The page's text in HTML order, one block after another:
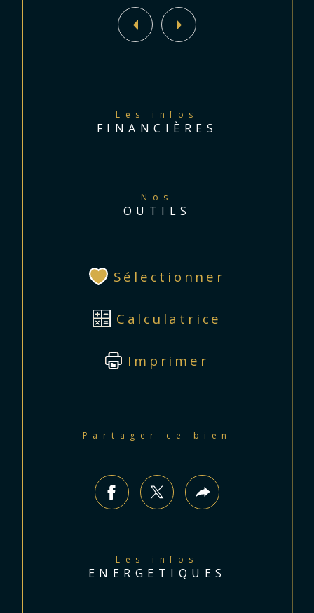
Les informations sur les risques
auxquels ce bien est exposé ont
disponibles sur le site Georisques
Les infos
FINANCIÈRES
Nos
OUTILS
Sélectionner
Calculatrice
Imprimer
Partager ce bien
Les infos
ENERGETIQUES